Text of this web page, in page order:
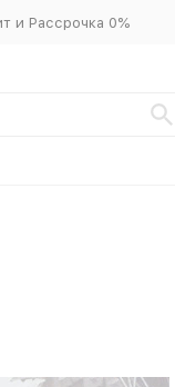
и Рассрочка 0%